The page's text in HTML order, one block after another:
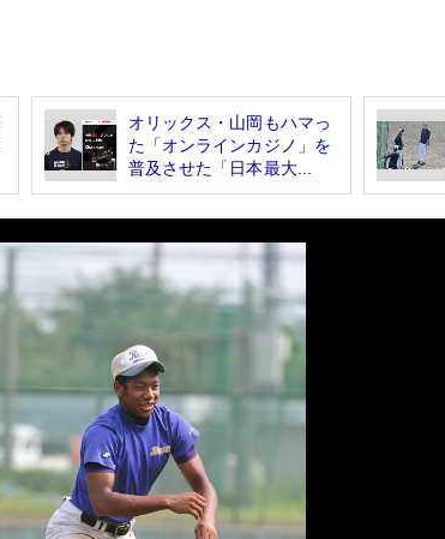
オリックス・山岡もハマっ
た「オンラインカジノ」を
普及させた「日本最大...